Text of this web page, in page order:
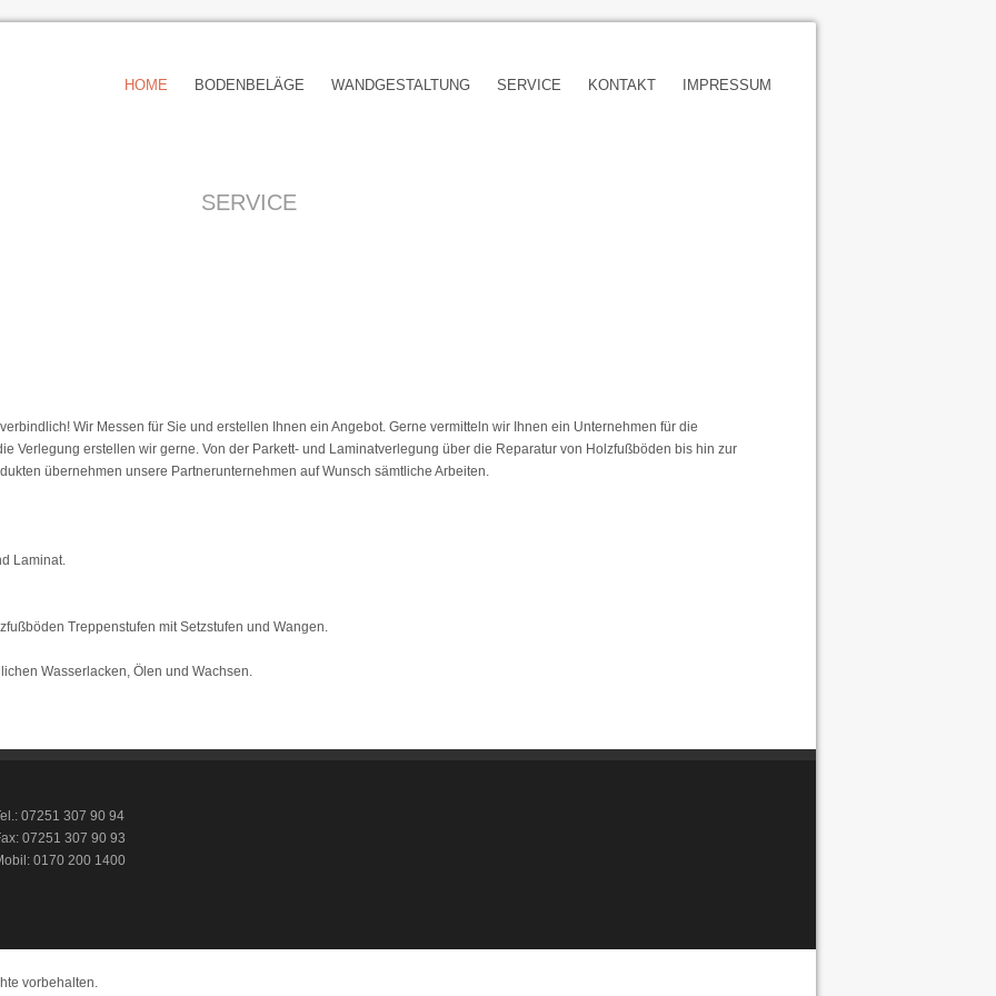
HOME BODENBELÄGE WANDGESTALTUNG SERVICE KONTAKT IMPRESSUM
SERVICE
Wir Messen für Sie und erstellen Ihnen ein Angebot. Gerne vermitteln wir Ihnen ein Unternehmen für die
Verlegung erstellen wir gerne. Von der Parkett- und Laminatverlegung über die Reparatur von Holzfußböden bis hin zur
übernehmen unsere Partnerunternehmen auf Wunsch sämtliche Arbeiten.
Laminat.
Treppenstufen mit Setzstufen und Wangen.
Wasserlacken, Ölen und Wachsen.
07251 307 90 94
07251 307 90 93
0170 200 1400
vorbehalten.